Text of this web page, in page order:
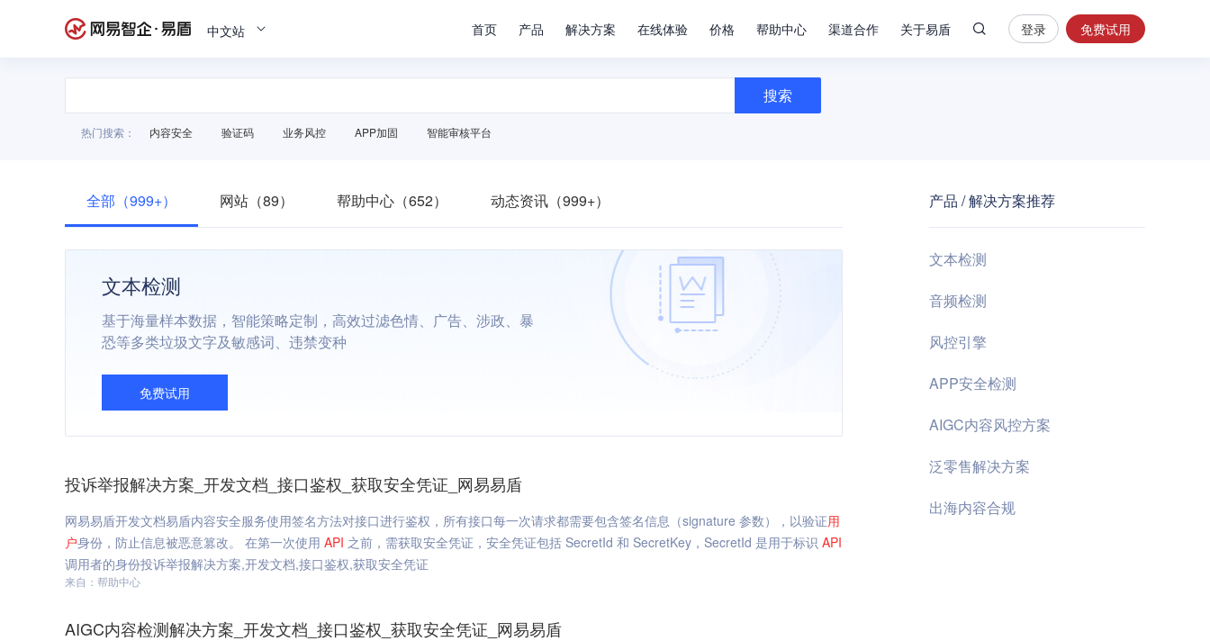
中文站 首页 产品 解决方案 在线体验 价格 帮助中心 渠道合作 关于易盾
安
全
控
登录 免费试用
搜索
热门搜索： 内容安全 验证码 业务风控 APP加固 智能审核平台
全部（999+） 网站（89） 帮助中心（652） 动态资讯（999+）
文本检测
基于海量样本数据，智能策略定制，高效过滤色情、广告、涉政、暴
恐等多类垃圾文字及敏感词、违禁变种
免费试用
投诉举报解决方案_开发文档_接口鉴权_获取安全凭证_网易易盾
网易易盾开发文档易盾内容安全服务使用签名方法对接口进行鉴权，所有接口每一次请求都需要包含签名信息（signature 参数），以验证用
户身份，防止信息被恶意篡改。 在第一次使用 API 之前，需获取安全凭证，安全凭证包括 SecretId 和 SecretKey，SecretId 是用于标识 API
调用者的身份投诉举报解决方案,开发文档,接口鉴权,获取安全凭证
来自：帮助中心
AIGC内容检测解决方案_开发文档_接口鉴权_获取安全凭证_网易易盾
产品 / 解决方案推荐
文本检测
音频检测
风控引擎
APP安全检测
AIGC内容风控方案
泛零售解决方案
出海内容合规